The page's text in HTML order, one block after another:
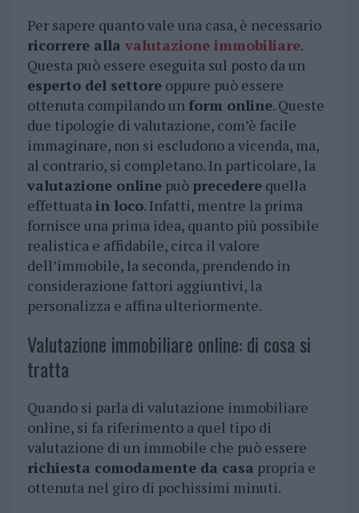
Per sapere quanto vale una casa, è necessario
ricorrere alla valutazione immobiliare.
Questa può essere eseguita sul posto da un
esperto del settoreoppure può essere
ottenuta compilando un form online. Queste
due tipologie di valutazione, com’è facile
immaginare, non si escludono a vicenda, ma,
al contrario, si completano. In particolare, la
valutazione onlinepuò precederequella
effettuatain loco. Infatti, mentre la prima
fornisce una prima idea, quanto più possibile
realistica e affidabile, circa il valore
dell’immobile, la seconda, prendendo in
considerazione fattori aggiuntivi, la
personalizza e affina ulteriormente.
Valutazione immobiliare online: di cosa si
tratta
Quando si parla di valutazione immobiliare
online, si fa riferimento a quel tipo di
valutazione di un immobile che può essere
richiesta comodamente da casa propria e
ottenuta nel giro di pochissimi minuti.